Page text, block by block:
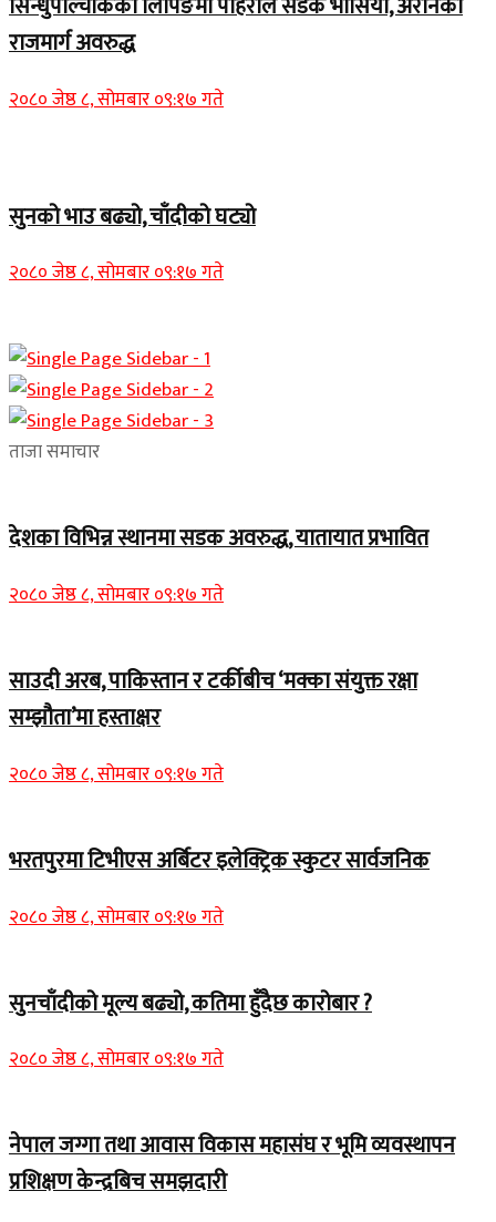
राजमार्ग अवरुद्ध
२०८० जेष्ठ ८, सोमबार ०९:१७ गते
सुनको भाउ बढ्यो, चाँदीको घट्यो
२०८० जेष्ठ ८, सोमबार ०९:१७ गते
ताजा समाचार
देशका विभिन्न स्थानमा सडक अवरुद्ध, यातायात प्रभावित
२०८० जेष्ठ ८, सोमबार ०९:१७ गते
साउदी अरब, पाकिस्तान र टर्कीबीच ‘मक्का संयुक्त रक्षा
सम्झौता’मा हस्ताक्षर
२०८० जेष्ठ ८, सोमबार ०९:१७ गते
भरतपुरमा टिभीएस अर्बिटर इलेक्ट्रिक स्कुटर सार्वजनिक
२०८० जेष्ठ ८, सोमबार ०९:१७ गते
सुनचाँदीको मूल्य बढ्यो, कतिमा हुँदैछ कारोबार ?
२०८० जेष्ठ ८, सोमबार ०९:१७ गते
नेपाल जग्गा तथा आवास विकास महासंघ र भूमि व्यवस्थापन
प्रशिक्षण केन्द्रबिच समझदारी